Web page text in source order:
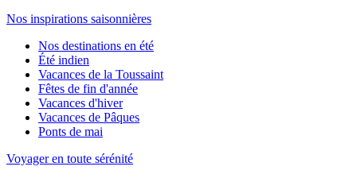
Nos inspirations saisonnières
Nos destinations en été
Été indien
Vacances de la Toussaint
Fêtes de fin d'année
Vacances d'hiver
Vacances de Pâques
Ponts de mai
Voyager en toute sérénité